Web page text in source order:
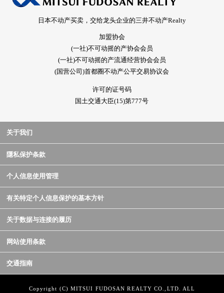
日本不动产买卖，交给龙头企业的三井不动产Realty
加盟协会
(一社)不可动摇的产协会会员
(一社)不可动摇的产流通经营协会会员
(国营公司)首都圈不动产公平交易协议会
许可的证号码
国土交通大臣(15)第777号
关于我们
隱私保护条款
个人信息使用管理
有关特定个人信息保护的基本方针
关于数据与连接的履历
网站使用条款
交通指南
Copyright (C) MITSUI FUDOSAN REALTY CO.,LTD. ALL